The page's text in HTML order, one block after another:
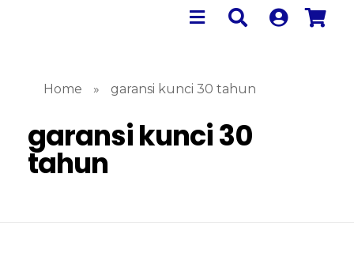
Home » garansi kunci 30 tahun
garansi kunci 30
tahun